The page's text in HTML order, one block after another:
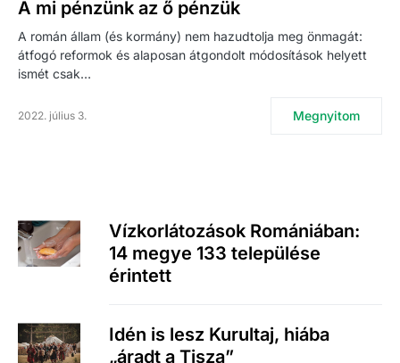
A mi pénzünk az ő pénzük
A román állam (és kormány) nem hazudtolja meg önmagát:
átfogó reformok és alaposan átgondolt módosítások helyett
ismét csak…
2022. július 3. Megnyitom
Vízkorlátozások Romániában:
14 megye 133 települése
érintett
Idén is lesz Kurultaj, hiába
„áradt a Tisza”